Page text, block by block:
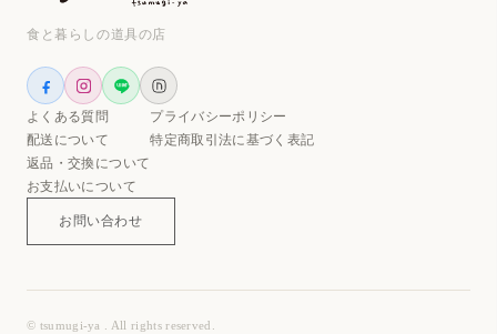
食と暮らしの道具の店
よくある質問
配送について
返品・交換について
お支払いについて
プライバシーポリシー
特定商取引法に基づく表記
お問い合わせ
© tsumugi-ya . All rights reserved.